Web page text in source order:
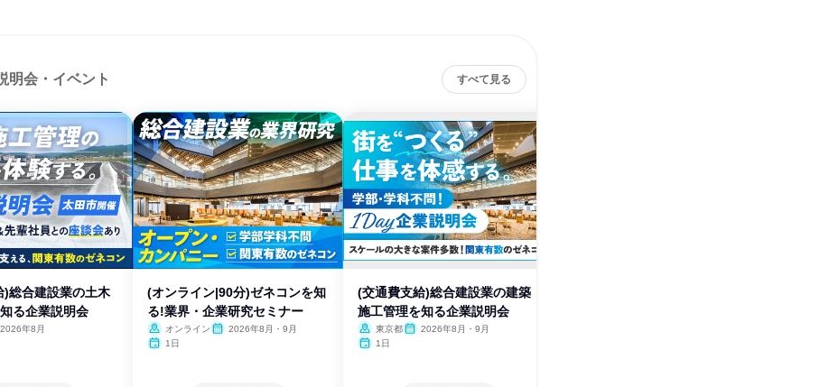
明会・イベント すべて見る
)総合建設業の土木
る企業説明会
2026年8月
(オンライン|90分)ゼネコンを知
る!業界・企業研究セミナー
オンライン
2026年8月・9月
1日
(交通費支給)総合建設業の建築
施工管理を知る企業説明会
東京都
2026年8月・9月
1日